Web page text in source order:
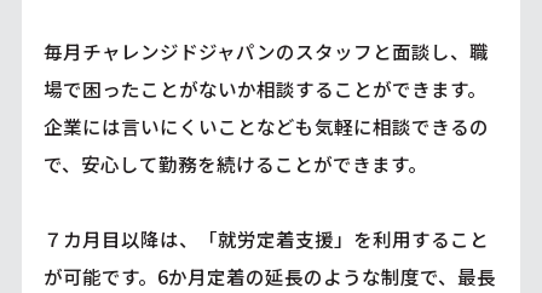
毎月チャレンジドジャパンのスタッフと面談し、職
場で困ったことがないか相談することができます。
企業には言いにくいことなども気軽に相談できるの
で、安心して勤務を続けることができます。
７カ月目以降は、「就労定着支援」を利用すること
が可能です。6か月定着の延長のような制度で、最長